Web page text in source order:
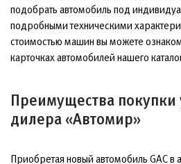
подобрать автомобиль под
подробными техническими
стоимостью машин вы можете
карточках автомобилей нашего
Преимущества покупки
дилера «Автомир»
Приобретая новый автомобиль GAC в